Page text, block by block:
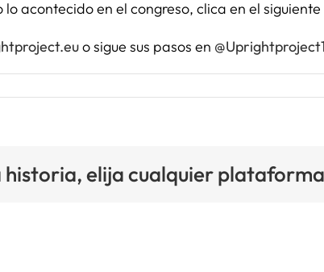
acontecido en el congreso, clica en el
o sigue sus pasos en @Uprightproject1
elija cualquier plataforma